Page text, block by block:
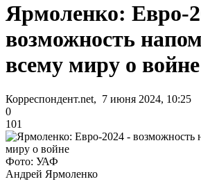
Ярмоленко: Евро-
возможность
всему миру о войне
Корреспондент.net, 7 июня 2024, 10:25
0
101
Фото: УАФ
Андрей Ярмоленко